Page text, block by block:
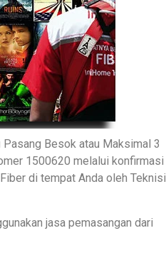
Besok atau Maksimal 3
1500620 melalui konfirmasi
di tempat Anda oleh Teknisi
jasa pemasangan dari